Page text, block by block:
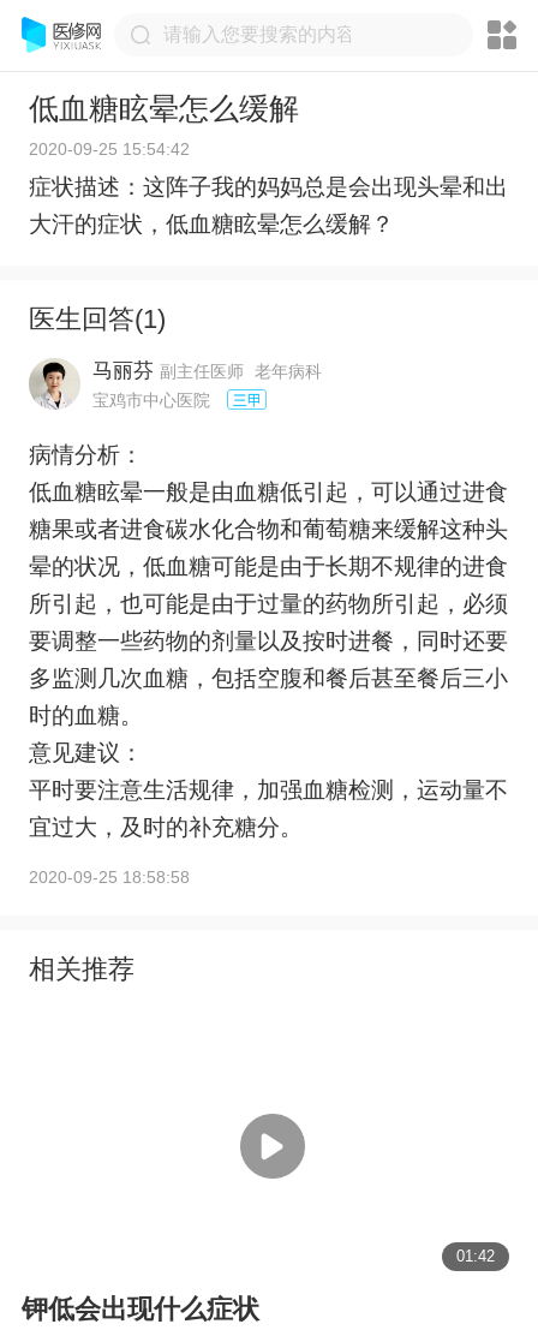
低血糖眩晕怎么缓解
2020-09-25 15:54:42
症状描述：这阵子我的妈妈总是会出现头晕和出
大汗的症状，低血糖眩晕怎么缓解？
医生回答(1)
马丽芬 副主任医师 老年病科
宝鸡市中心医院
病情分析：
低血糖眩晕一般是由血糖低引起，可以通过进食
糖果或者进食碳水化合物和葡萄糖来缓解这种头
晕的状况，低血糖可能是由于长期不规律的进食
所引起，也可能是由于过量的药物所引起，必须
要调整一些药物的剂量以及按时进餐，同时还要
多监测几次血糖，包括空腹和餐后甚至餐后三小
时的血糖。
意见建议：
平时要注意生活规律，加强血糖检测，运动量不
宜过大，及时的补充糖分。
2020-09-25 18:58:58
相关推荐
01:42
钾低会出现什么症状